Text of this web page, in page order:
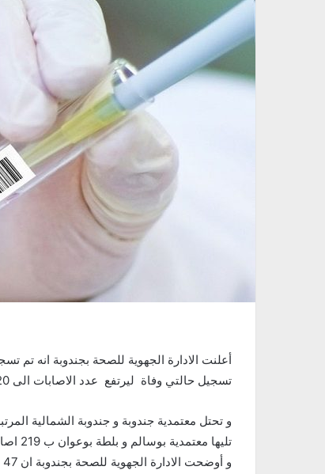
تسجيل حالتي وفاة ليرتفع عدد الاصابات الى 1420 اصابة و الوفيات الى 95 وفاة منذ الموجة الثانية لجائحة الكورونا
تليها معتمدية بوسالم و بلطة بوعوان ب 219 اصابة و 20 وفاة